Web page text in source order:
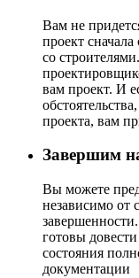
Вам не
проект
со
вам проект. И
проекта, вам
Завершим
Вы можете
независимо от
готовы
состояния
документации